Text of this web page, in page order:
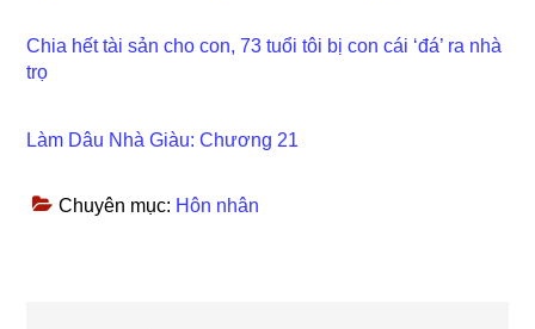
Chia hết tài sản cho con, 73 tuổi tôi bị con cái ‘đá’ ra nhà
trọ
Làm Dâu Nhà Giàu: Chương 21
Chuyên mục: Hôn nhân